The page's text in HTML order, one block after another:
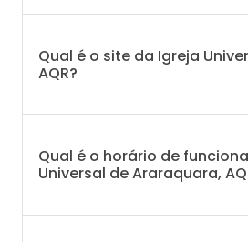
Qual é o site da Igreja
AQR?
Qual é o horário de
Universal de Araraquara,